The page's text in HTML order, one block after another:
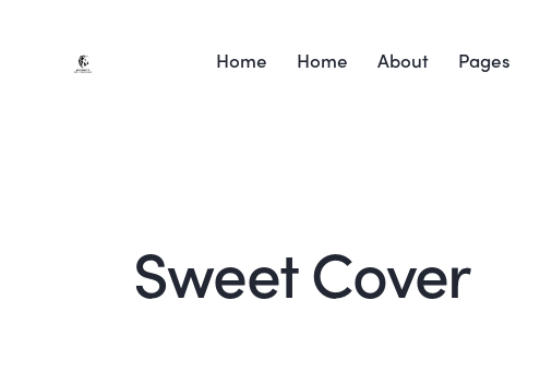
Home Home About Pages
Sweet Cover